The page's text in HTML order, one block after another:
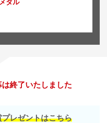
ダル
終了いたしました
レゼントはこちら